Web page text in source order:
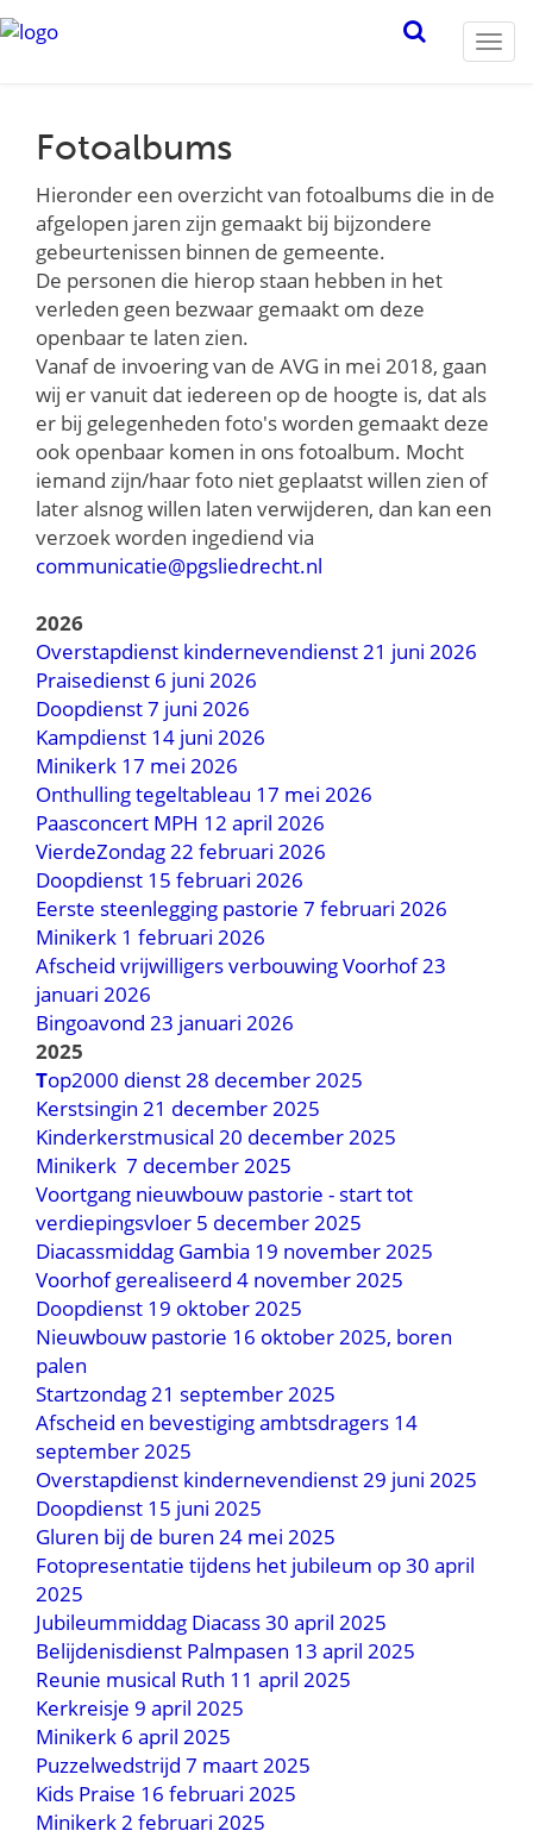
Fotoalbums
Hieronder een overzicht van fotoalbums die in de
afgelopen jaren zijn gemaakt bij bijzondere
gebeurtenissen binnen de gemeente.
De personen die hierop staan hebben in het
verleden geen bezwaar gemaakt om deze
openbaar te laten zien.
Vanaf de invoering van de AVG in mei 2018, gaan
wij er vanuit dat iedereen op de hoogte is, dat als
er bij gelegenheden foto's worden gemaakt deze
ook openbaar komen in ons fotoalbum. Mocht
iemand zijn/haar foto niet geplaatst willen zien of
later alsnog willen laten verwijderen, dan kan een
verzoek worden ingediend via
communicatie@pgsliedrecht.nl
2026
Overstapdienst kindernevendienst 21 juni 2026
Praisedienst 6 juni 2026
Doopdienst 7 juni 2026
Kampdienst 14 juni 2026
Minikerk 17 mei 2026
Onthulling tegeltableau 17 mei 2026
Paasconcert MPH 12 april 2026
VierdeZondag 22 februari 2026
Doopdienst 15 februari 2026
Eerste steenlegging pastorie 7 februari 2026
Minikerk 1 februari 2026
Afscheid vrijwilligers verbouwing Voorhof 23
januari 2026
Bingoavond 23 januari 2026
2025
Top2000 dienst 28 december 2025
Kerstsingin 21 december 2025
Kinderkerstmusical 20 december 2025
Minikerk 7 december 2025
Voortgang nieuwbouw pastorie - start tot
verdiepingsvloer 5 december 2025
Diacassmiddag Gambia 19 november 2025
Voorhof gerealiseerd 4 november 2025
Doopdienst 19 oktober 2025
Nieuwbouw pastorie 16 oktober 2025, boren
palen
Startzondag 21 september 2025
Afscheid en bevestiging ambtsdragers 14
september 2025
Overstapdienst kindernevendienst 29 juni 2025
Doopdienst 15 juni 2025
Gluren bij de buren 24 mei 2025
Fotopresentatie tijdens het jubileum op 30 april
2025
Jubileummiddag Diacass 30 april 2025
Belijdenisdienst Palmpasen 13 april 2025
Reunie musical Ruth 11 april 2025
Kerkreisje 9 april 2025
Minikerk 6 april 2025
Puzzelwedstrijd 7 maart 2025
Kids Praise 16 februari 2025
Minikerk 2 februari 2025